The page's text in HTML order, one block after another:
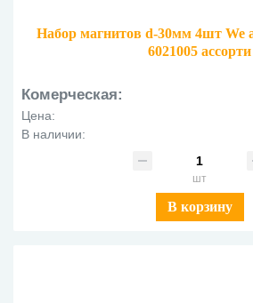
Набор магнитов d-30мм 4шт We
6021005 ассорти
Комерческая:
Цена:
В наличии:
шт
В корзину